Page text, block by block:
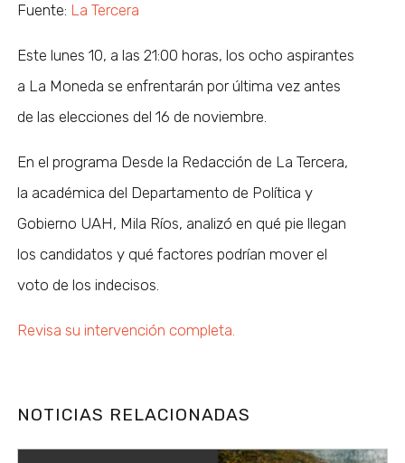
Fuente: La Tercera
Este lunes 10, a las 21:00 horas, los ocho aspirantes
a La Moneda se enfrentarán por última vez antes
de las elecciones del 16 de noviembre.
En el programa Desde la Redacción de La Tercera,
la académica del Departamento de Política y
Gobierno UAH, Mila Ríos, analizó en qué pie llegan
los candidatos y qué factores podrían mover el
voto de los indecisos.
Revisa su intervención completa.
NOTICIAS RELACIONADAS